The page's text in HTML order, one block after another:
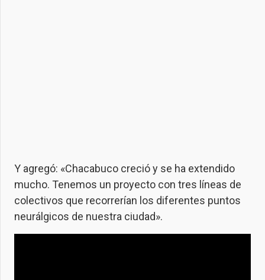
Y agregó: «Chacabuco creció y se ha extendido
mucho. Tenemos un proyecto con tres líneas de
colectivos que recorrerían los diferentes puntos
neurálgicos de nuestra ciudad».